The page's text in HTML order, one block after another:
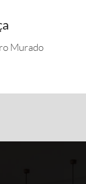
Murado